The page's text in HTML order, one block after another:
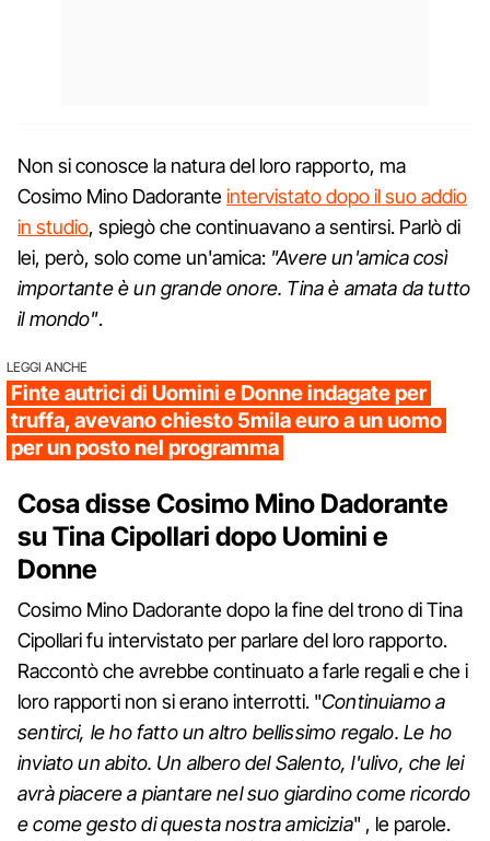
Non si conosce la natura del loro rapporto, ma
Cosimo Mino Dadoranteintervistato dopo il suo addio
in studio, spiegò che continuavano a sentirsi. Parlò di
lei, però, solo come un'amica: "Avere un'amica così
importante è un grande onore. Tina è amata da tutto
il mondo".
LEGGI ANCHE
Finte autrici di Uomini e Donne indagate per
truffa, avevano chiesto 5mila euro a un uomo
per un posto nel programma
Cosa disse Cosimo Mino Dadorante
su Tina Cipollari dopo Uomini e
Donne
Cosimo Mino Dadorante dopo la fine del trono di Tina
Cipollari fu intervistato per parlare del loro rapporto.
Raccontò che avrebbe continuato a farle regali e che i
loro rapporti non si erano interrotti. "Continuiamo a
sentirci, le ho fatto un altro bellissimo regalo. Le ho
inviato un abito. Un albero del Salento, l'ulivo, che lei
avrà piacere a piantare nel suo giardino come ricordo
e come gesto di questa nostra amicizia" , le parole.